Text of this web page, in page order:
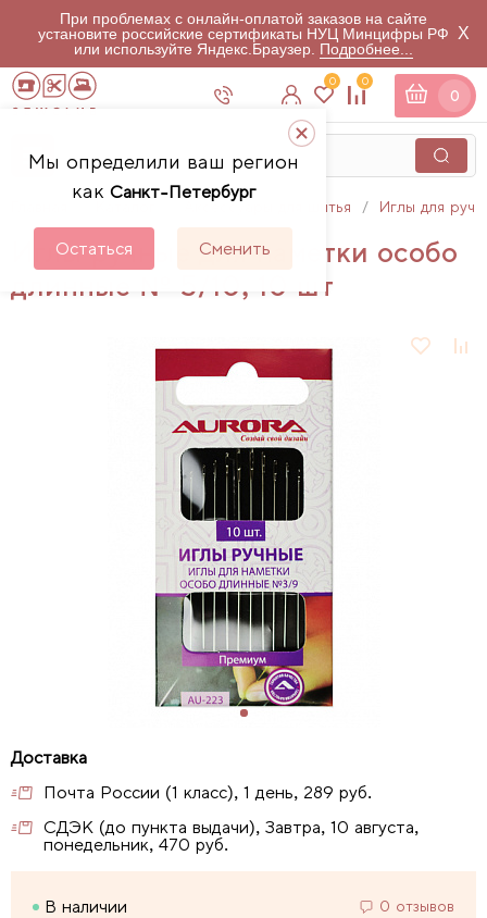
При проблемах с онлайн-оплатой заказов на сайте
установите российские сертификаты НУЦ Минцифры РФ
или используйте Яндекс.Браузер. Подробнее...
X
Мы определили ваш регион
как Санкт-Петербург
Остаться Сменить
0 0
0
Аксессуары для шитья Иглы для
Иглы ручные для наметки особо
длинные № 5/10, 10 шт
Почта России (1 класс), 1 день, 289 руб.
СДЭК (до пункта выдачи), Завтра, 10 августа,
понедельник, 470 руб.
В наличии 0 отзывов